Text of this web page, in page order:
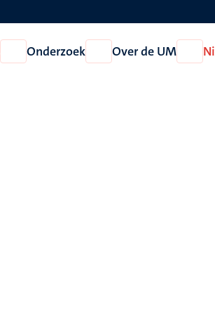
Open
Onderwijs
Onderzoek
Open
Onderzoek
Over de UM
Open
Over